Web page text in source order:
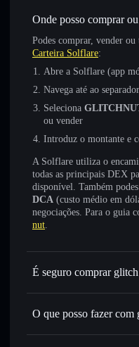
Onde posso comprar
Podes comprar, vender ou
Carteira Solflare:
Abre a Solflare (app
Navega até ao
Seleciona
ou vender
Introduz o montante e
A Solflare utiliza o
todas as principais DEX
disponível. Também
DCA (custo médio em
negociações. Para o guia
nut.
É seguro comprar
glitch nut não está
O que posso fazer
glitch nut